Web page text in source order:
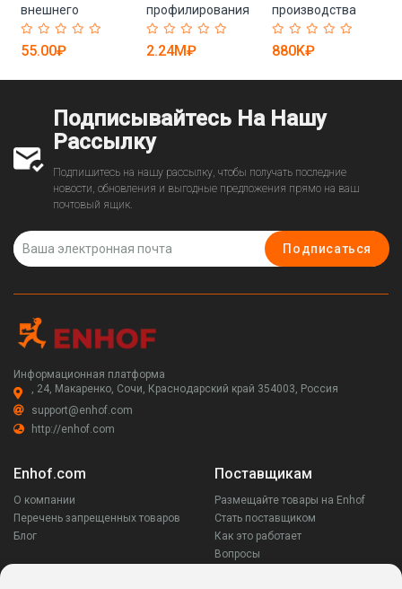
внешнего
жесткого диска
ударопрочный
55.00₽
профилирования
CZU Purlin 2023,
сменный (арт. 25-
2.24M₽
производства
стальных
каркасов XINBO
25-18080357)
880K₽
Подписывайтесь На Нашу
Рассылку
Подпишитесь на нашу рассылку, чтобы получать последние
новости, обновления и выгодные предложения прямо на ваш
почтовый ящик.
Подписаться
Информационная платформа
, 24, Макаренко, Сочи, Краснодарский край 354003, Россия
support@enhof.com
http://enhof.com
Enhof.com
О компании
Перечень запрещенных товаров
Блог
Поставщикам
Размещайте товары на Enhof
Стать поставщиком
Как это работает
Вопросы